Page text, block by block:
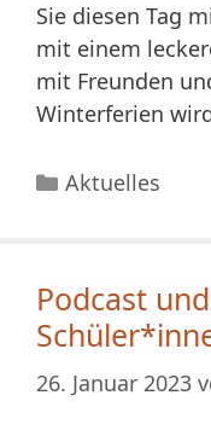
Sie diesen Tag
mit einem
mit Freunden
Winterferien
Kategorien
Aktuelles
Podcast und
26. Januar 2023